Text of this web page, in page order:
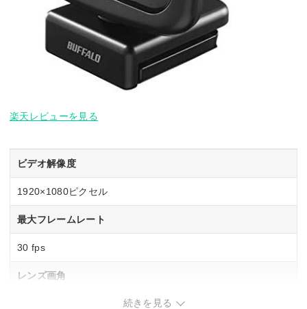
楽天レビューを見る
ビデオ解像度
1920×1080ピクセル
最大フレームレート
30 fps
レンズ画角
続きを見る